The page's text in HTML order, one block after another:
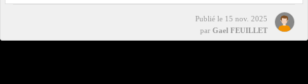
Publié le 15 nov. 2025
par Gael FEUILLET